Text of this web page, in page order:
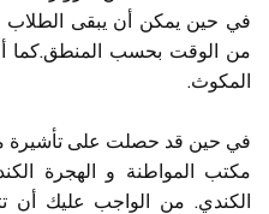
في حين يمكن أن يبقى الطلاب
من الوقت بحسب المنطق.كما أن
المكوث.
في حين قد حصلت على تأشيرة
مكتب المواطنة و الهجرة
الكندي. من الواجب عليك أن